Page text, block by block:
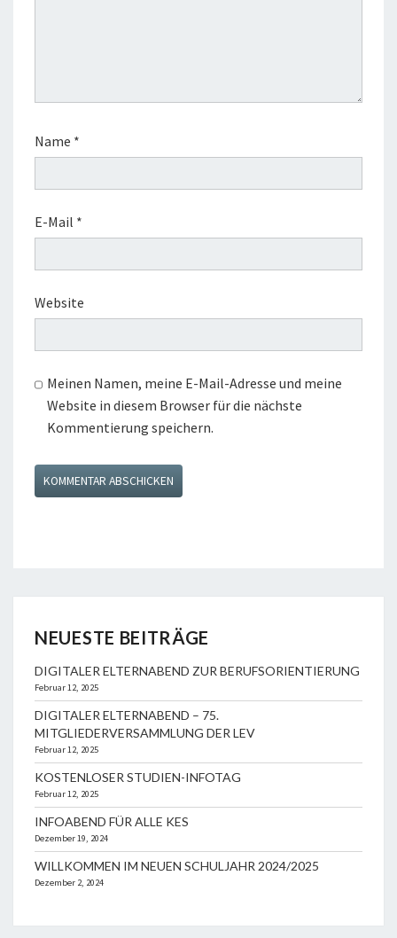
Name *
E-Mail *
Website
Meinen Namen, meine E-Mail-Adresse und meine
Website in diesem Browser für die nächste
Kommentierung speichern.
NEUESTE BEITRÄGE
DIGITALER ELTERNABEND ZUR BERUFSORIENTIERUNG
Februar 12, 2025
DIGITALER ELTERNABEND – 75.
MITGLIEDERVERSAMMLUNG DER LEV
Februar 12, 2025
KOSTENLOSER STUDIEN-INFOTAG
Februar 12, 2025
INFOABEND FÜR ALLE KES
Dezember 19, 2024
WILLKOMMEN IM NEUEN SCHULJAHR 2024/2025
Dezember 2, 2024